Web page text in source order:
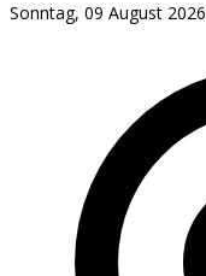
Sonntag, 09 August 2026